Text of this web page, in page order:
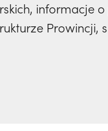
informacje
Prowincji,